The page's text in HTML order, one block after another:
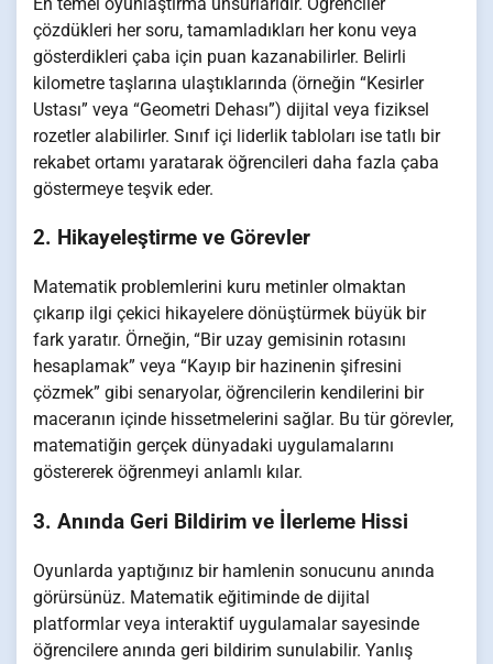
çözdükleri her soru, tamamladıkları her konu veya
gösterdikleri çaba için puan kazanabilirler. Belirli
kilometre taşlarına ulaştıklarında (örneğin “Kesirler
Ustası” veya “Geometri Dehası”) dijital veya fiziksel
rozetler alabilirler. Sınıf içi liderlik tabloları ise tatlı bir
rekabet ortamı yaratarak öğrencileri daha fazla çaba
göstermeye teşvik eder.
2. Hikayeleştirme ve Görevler
Matematik problemlerini kuru metinler olmaktan
çıkarıp ilgi çekici hikayelere dönüştürmek büyük bir
fark yaratır. Örneğin, “Bir uzay gemisinin rotasını
hesaplamak” veya “Kayıp bir hazinenin şifresini
çözmek” gibi senaryolar, öğrencilerin kendilerini bir
maceranın içinde hissetmelerini sağlar. Bu tür görevler,
matematiğin gerçek dünyadaki uygulamalarını
göstererek öğrenmeyi anlamlı kılar.
3. Anında Geri Bildirim ve İlerleme Hissi
Oyunlarda yaptığınız bir hamlenin sonucunu anında
görürsünüz. Matematik eğitiminde de dijital
platformlar veya interaktif uygulamalar sayesinde
öğrencilere anında geri bildirim sunulabilir. Yanlış